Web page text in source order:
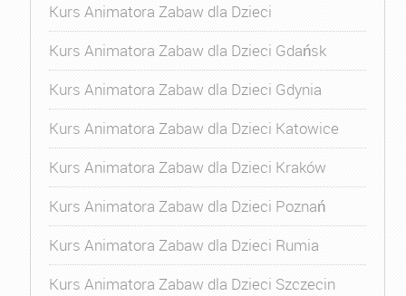
Kurs Animatora Zabaw dla Dzieci
Kurs Animatora Zabaw dla Dzieci Gdańsk
Kurs Animatora Zabaw dla Dzieci Gdynia
Kurs Animatora Zabaw dla Dzieci Katowice
Kurs Animatora Zabaw dla Dzieci Kraków
Kurs Animatora Zabaw dla Dzieci Poznań
Kurs Animatora Zabaw dla Dzieci Rumia
Kurs Animatora Zabaw dla Dzieci Szczecin